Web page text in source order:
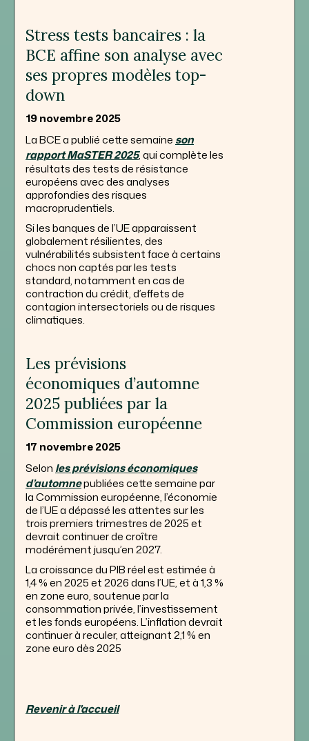
Stress tests bancaires : la
BCE affine son analyse avec
ses propres modèles top-
down
19 novembre 2025
La BCE a publié cette semaine son
rapport MaSTER 2025, qui complète les
résultats des tests de résistance
européens avec des analyses
approfondies des risques
macroprudentiels.
Si les banques de l’UE apparaissent
globalement résilientes, des
vulnérabilités subsistent face à certains
chocs non captés par les tests
standard, notamment en cas de
contraction du crédit, d’effets de
contagion intersectoriels ou de risques
climatiques.
Les prévisions
économiques d’automne
2025 publiées par la
Commission européenne
17 novembre 2025
Selon les prévisions économiques
d’automnepubliées cette semaine par
la Commission européenne, l’économie
de l’UE a dépassé les attentes sur les
trois premiers trimestres de 2025 et
devrait continuer de croître
modérément jusqu’en 2027.
La croissance du PIB réel est estimée à
1,4 % en 2025 et 2026 dans l’UE, et à 1,3 %
en zone euro, soutenue par la
consommation privée, l’investissement
et les fonds européens. L’inflation devrait
continuer à reculer, atteignant 2,1 % en
zone euro dès 2025
Revenir à l'accueil